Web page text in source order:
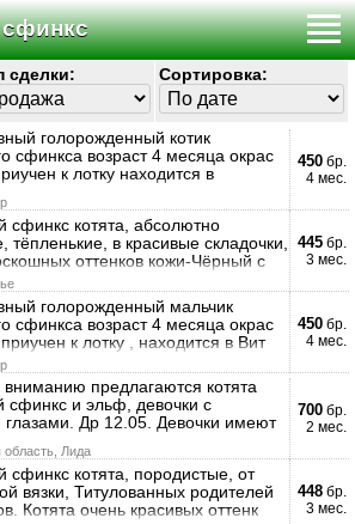
сделки: Сортировка:
голорожденный котик
сфинкса возраст 4 месяца окрас
к лотку находится в
450 бр.
4 мес.
сфинкс котята, абсолютно
тёпленькие, в красивые складочки,
оттенков кожи-Чёрный с
445 бр.
3 мес.
голорожденный мальчик
сфинкса возраст 4 месяца окрас
к лотку , находится в Вит
450 бр.
4 мес.
предлагаются котята
сфинкс и эльф, девочки с
глазами. Др 12.05. Девочки имеют
область, Лида
700 бр.
2 мес.
сфинкс котята, породистые, от
вязки, Титулованных родителей
Котята очень красивых оттенк
448 бр.
3 мес.